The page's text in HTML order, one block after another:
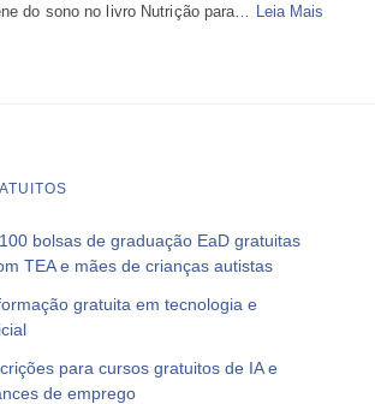
do sono no livro Nutrição para…
Leia Mais
bolsas de graduação EaD gratuitas
TEA e mães de crianças autistas
gratuita em tecnologia e
para cursos gratuitos de IA e
de emprego